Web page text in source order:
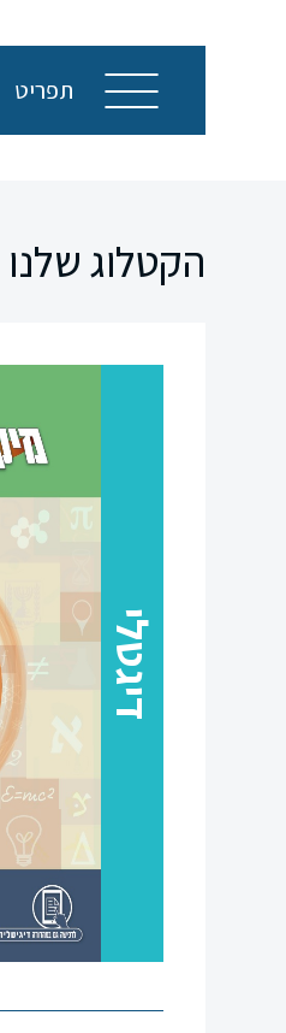
תפריט
הקטלוג שלנו
דיגטלי